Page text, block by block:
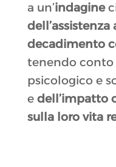
a un’indagine
decadimento
tenendo conto
psicologico e
e dell’impatto
sulla loro vita